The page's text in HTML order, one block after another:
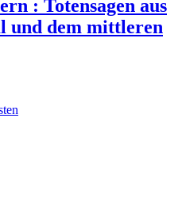
: Totensagen aus
und dem mittleren